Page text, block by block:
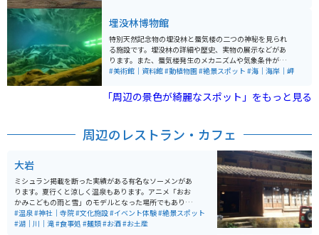
ちょうど良い場所です。
埋没林博物館
特別天然記念物の埋没林と蜃気楼の二つの神秘を見られ
る施設です。埋没林の詳細や歴史、実物の展示などがあ
ります。また、蜃気楼発生のメカニズムや気象条件があ
えば実際に蜃気楼を見ることもできる施設です。入口に
#美術館｜資料館#動植物園#絶景スポット #海｜海岸｜岬
「周辺の景色が綺麗なスポット」をもっと見る
周辺のレストラン・カフェ
大岩
ミシュラン掲載を断った実績がある有名なソーメンがあ
ります。夏行くと涼しく温泉もあります。アニメ「おお
かみこどもの雨と雪」のモデルとなった場所でもありま
す。 滝に打たれる体験もできます。山菜料理やかき氷も
おいしく、お土産にあんころ餅がオススメです。近くに
#温泉#神社｜寺院#文化施設#イベント体験#絶景スポット
#湖｜川｜滝#食事処 #麺類#お酒#お土産